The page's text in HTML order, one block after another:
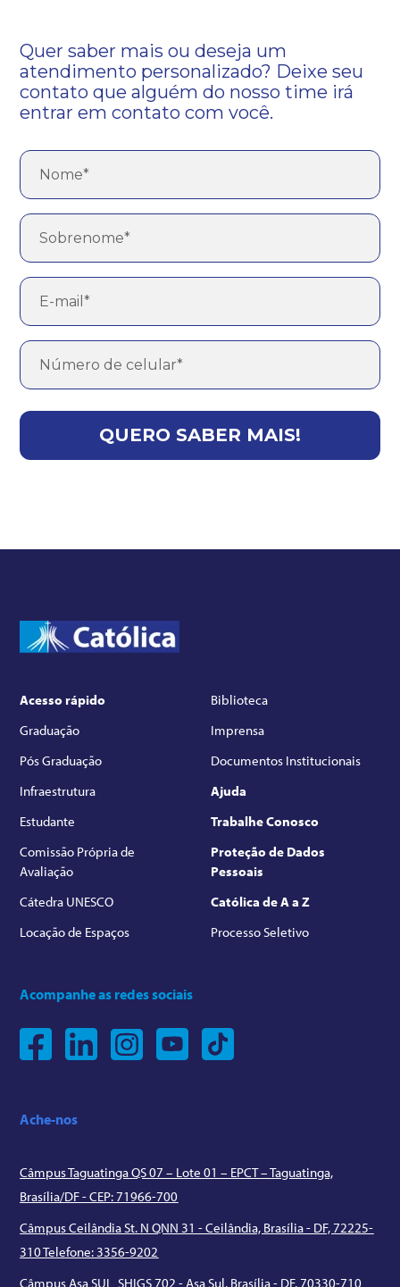
Quer saber mais ou deseja um
atendimento personalizado? Deixe seu
contato que alguém do nosso time irá
entrar em contato com você.
Acesso rápido
Graduação
Pós Graduação
Infraestrutura
Estudante
Comissão Própria de
Avaliação
Cátedra UNESCO
Locação de Espaços
Biblioteca
Imprensa
Documentos Institucionais
Ajuda
Trabalhe Conosco
Proteção de Dados
Pessoais
Católica de A a Z
Processo Seletivo
Acompanhe as redes sociais
Ache-nos
Câmpus Taguatinga QS 07 – Lote 01 – EPCT – Taguatinga,
Brasília/DF - CEP: 71966-700
Câmpus Ceilândia St. N QNN 31 - Ceilândia, Brasília - DF, 72225-
310 Telefone: 3356-9202
Câmpus Asa SUL SHIGS 702 - Asa Sul, Brasília - DF, 70330-710